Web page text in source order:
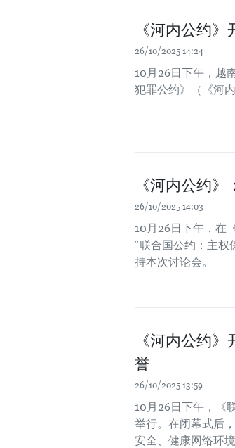
《河内公约
26/10/2025 14:24
10月26日下午，越
犯罪公约》（《河
《河内公约
26/10/2025 14:03
10月26日下午，在
“联合国公约：主权
持本次讨论会。
《河内公约
誉
26/10/2025 13:59
10月26日下午，《
举行。在闭幕式后
安全、健康网络环